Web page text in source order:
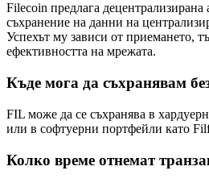
Filecoin предлага децентрализирана
съхранение на данни на
Успехът му зависи от приемането,
ефективността на мрежата.
Къде мога да съхранявам
FIL може да се съхранява в
или в софтуерни портфейли като
Колко време отнемат